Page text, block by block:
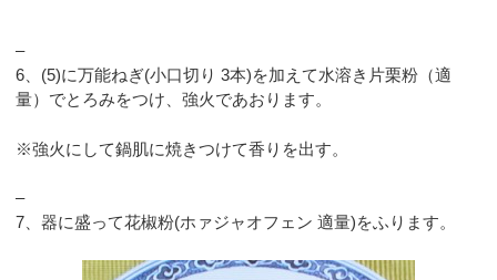
–
6、(5)に万能ねぎ(小口切り 3本)を加えて水溶き片栗粉（適
量）でとろみをつけ、強火であおります。
※強火にして鍋肌に焼きつけて香りを出す。
–
7、器に盛って花椒粉(ホァジャオフェン 適量)をふります。